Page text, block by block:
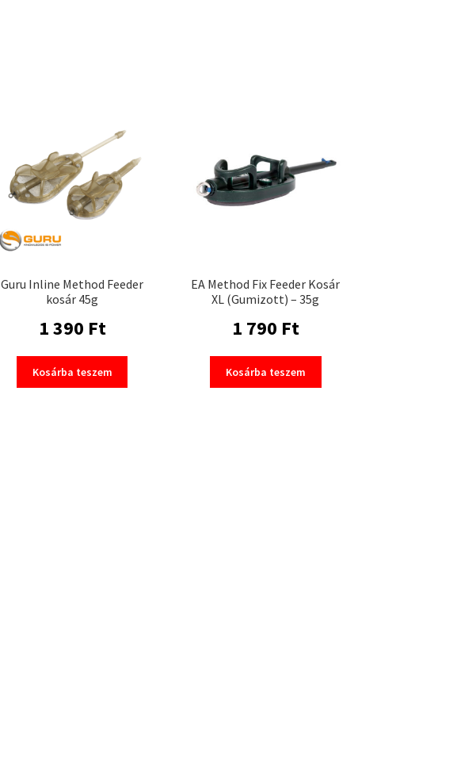
Guru Inline Method Feeder
kosár 45g
1 390 Ft
Kosárba teszem
EA Method Fix Feeder Kosár
XL (Gumizott) – 35g
1 790 Ft
Kosárba teszem